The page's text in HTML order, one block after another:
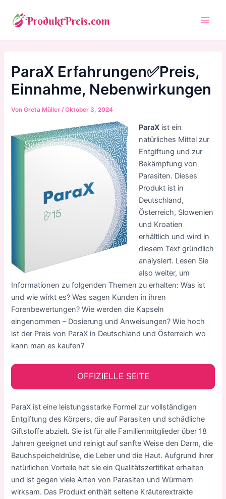
Inhalt
springen
ParaX Erfahrungen✅Preis,
Einnahme, Nebenwirkungen
VonGreta Müller /Oktober 3, 2024
ParaX ist ein
natürliches Mittel zur
Entgiftung und zur
Bekämpfung von
Parasiten. Dieses
Produkt ist in
Deutschland,
Österreich, Slowenien
und Kroatien
erhältlich und wird in
diesem Text gründlich
analysiert. Lesen Sie
also weiter, um
Informationen zu folgenden Themen zu erhalten: Was ist
und wie wirkt es? Was sagen Kunden in ihren
Forenbewertungen? Wie werden die Kapseln
eingenommen – Dosierung und Anweisungen? Wie hoch
ist der Preis von ParaX in Deutschland und Österreich wo
kann man es kaufen?
OFFIZIELLE SEITE
ParaX ist eine leistungsstarke Formel zur vollständigen
Entgiftung des Körpers, die auf Parasiten und schädliche
Giftstoffe abzielt. Sie ist für alle Familienmitglieder über 18
Jahren geeignet und reinigt auf sanfte Weise den Darm, die
Bauchspeicheldrüse, die Leber und die Haut. Aufgrund ihrer
natürlichen Vorteile hat sie ein Qualitätszertifikat erhalten
und ist gegen viele Arten von Parasiten und Würmern
wirksam. Das Produkt enthält seltene Kräuterextrakte